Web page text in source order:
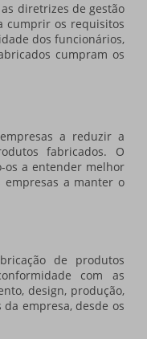
diretrizes de gestão
cumprir os requisitos
dos funcionários,
cumpram os
a reduzir a
fabricados. O
os a entender melhor
empresas a manter o
de produtos
com as
design, produção,
empresa, desde os